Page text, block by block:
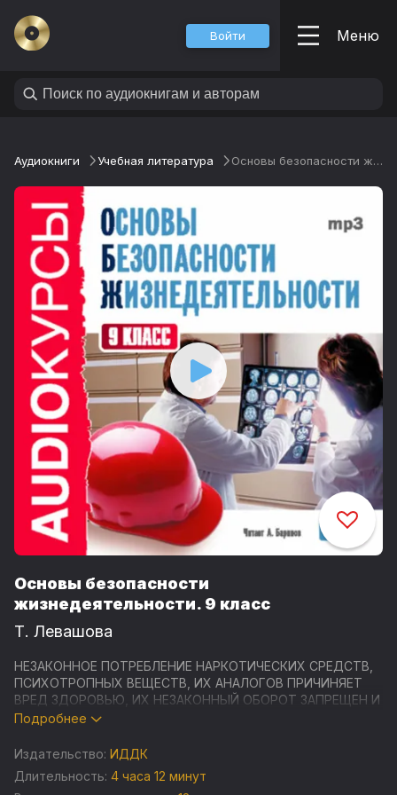
Войти Меню
Аудиокниги Учебная литература Основы безопасности жизнедеятельности. 9 класс
Основы безопасности
жизнедеятельности. 9 класс
Т. Левашова
НЕЗАКОННОЕ ПОТРЕБЛЕНИЕ НАРКОТИЧЕСКИХ СРЕДСТВ,
ПСИХОТРОПНЫХ ВЕЩЕСТВ, ИХ АНАЛОГОВ ПРИЧИНЯЕТ
ВРЕД ЗДОРОВЬЮ, ИХ НЕЗАКОННЫЙ ОБОРОТ ЗАПРЕЩЕН И
ВЛЕЧЕТ УСТАНОВЛЕННУЮ ЗАКОНОДАТЕЛЬСТВОМ
Аудиокурс «Основы безопасности жизнедеятельности.
9 класс» охватывает основные разделы изучения
Подробнее
Издательство: ИДДК
Длительность: 4 часа 12 минут